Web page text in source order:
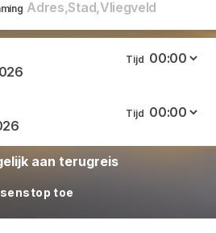
Tijd
Tijd
aan terugreis
toe